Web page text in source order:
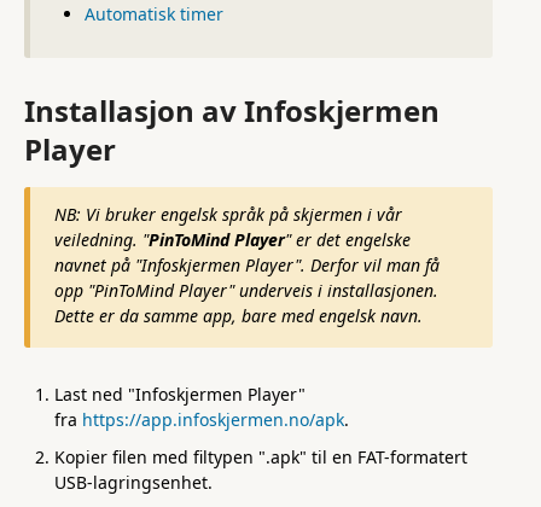
Automatisk timer
Installasjon av Infoskjermen
Player
NB: Vi bruker engelsk språk på skjermen i vår
veiledning. "PinToMind Player" er det engelske
navnet på "Infoskjermen Player". Derfor vil man få
opp "PinToMind Player" underveis i installasjonen.
Dette er da samme app, bare med engelsk navn.
Last ned "Infoskjermen Player"
fra https://app.infoskjermen.no/apk.
Kopier filen med filtypen ".apk" til en FAT-formatert
USB-lagringsenhet.